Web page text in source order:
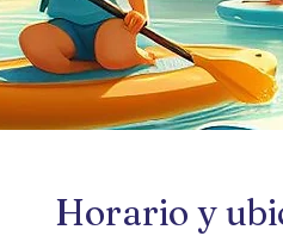
Horario y